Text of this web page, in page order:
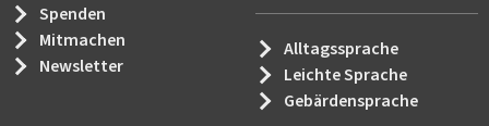
Spenden
Mitmachen
Newsletter
Alltagssprache
Leichte Sprache
Gebärdensprache